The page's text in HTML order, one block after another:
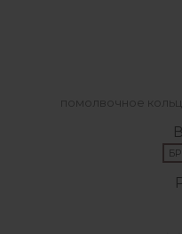
помолвочное